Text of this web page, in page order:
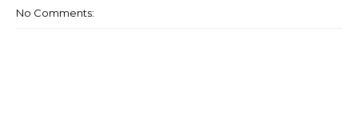
No Comments: